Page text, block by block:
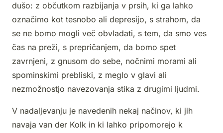
dušo: z občutkom razbijanja v prsih, ki ga lahko
označimo kot tesnobo ali depresijo, s strahom, da
se ne bomo mogli več obvladati, s tem, da smo ves
čas na preži, s prepričanjem, da bomo spet
zavrnjeni, z gnusom do sebe, nočnimi morami ali
spominskimi prebliski, z meglo v glavi ali
nezmožnostjo navezovanja stika z drugimi ljudmi.
V nadaljevanju je navedenih nekaj načinov, ki jih
navaja van der Kolk in ki lahko pripomorejo k